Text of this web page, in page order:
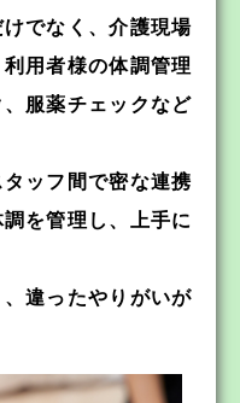
でなく、介護現場
用者様の体調管理
服薬チェックなど
ッフ間で密な連携
を管理し、上手に
違ったやりがいが